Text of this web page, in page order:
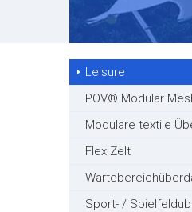
Leisure
POV® Modular
Modulare textile
Flex Zelt
Sport- /